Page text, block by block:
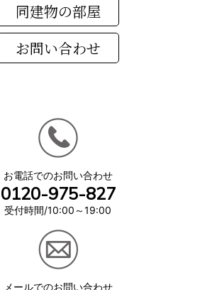
同建物の部屋
お電話でのお問い合わせ
0120-975-827
受付時間/10:00～19:00
メールでのお問い合わせ